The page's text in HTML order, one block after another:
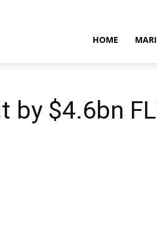
HOME
by $4.6bn